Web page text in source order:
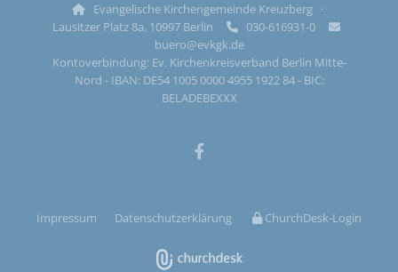

Evangelische Kirchengemeinde Kreuzberg ·
Lausitzer Platz 8a, 10997 Berlin
 030-616931-0 
buero@evkgk.de
Kontoverbindung: Ev. Kirchenkreisverband Berlin Mitte-
Nord - IBAN: DE54 1005 0000 4955 1922 84 - BIC:
BELADEBEXXX
Impressum Datenschutzerklärung ChurchDesk-Login